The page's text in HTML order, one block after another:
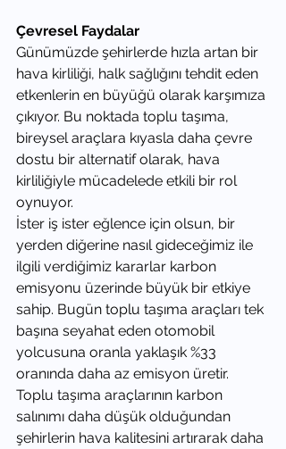
Çevresel Faydalar
Günümüzde şehirlerde hızla artan bir
hava kirliliği, halk sağlığını tehdit eden
etkenlerin en büyüğü olarak karşımıza
çıkıyor. Bu noktada toplu taşıma,
bireysel araçlara kıyasla daha çevre
dostu bir alternatif olarak, hava
kirliliğiyle mücadelede etkili bir rol
oynuyor.
İster iş ister eğlence için olsun, bir
yerden diğerine nasıl gideceğimiz ile
ilgili verdiğimiz kararlar karbon
emisyonu üzerinde büyük bir etkiye
sahip. Bugün toplu taşıma araçları tek
başına seyahat eden otomobil
yolcusuna oranla yaklaşık %33
oranında daha az emisyon üretir.
Toplu taşıma araçlarının karbon
salınımı daha düşük olduğundan
şehirlerin hava kalitesini artırarak daha